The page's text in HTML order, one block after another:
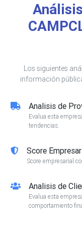
Los siguientes
información
Analisis de
Evalua esta
tendencias.
Score
Score empresarial
Analisis de
Evalua esta
comportamiento